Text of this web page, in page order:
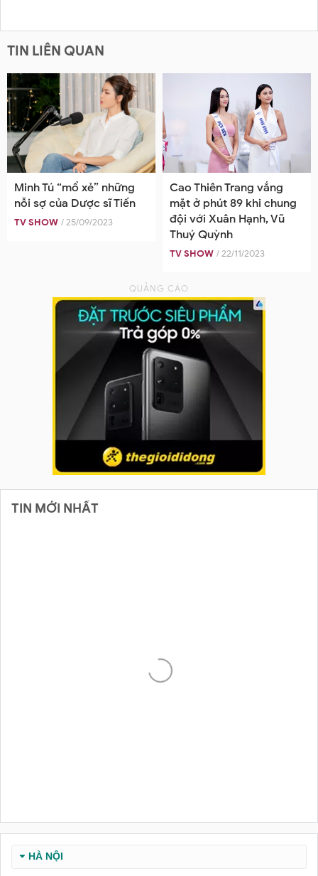
TIN LIÊN QUAN
Minh Tú “mổ xẻ” những
nỗi sợ của Dược sĩ Tiến
TV SHOW / 25/09/2023
Cao Thiên Trang vắng
mặt ở phút 89 khi chung
đội với Xuân Hạnh, Vũ
Thuý Quỳnh
TV SHOW / 22/11/2023
TIN MỚI NHẤT
HÀ NỘI